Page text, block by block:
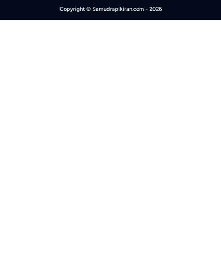
Copyright © Samudrapikiran.com - 2026